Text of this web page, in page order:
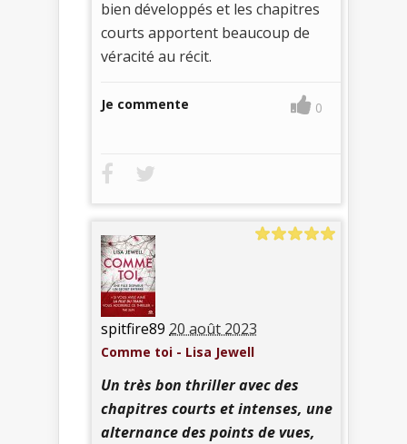
bien développés et les chapitres
courts apportent beaucoup de
véracité au récit.
Je commente 0
spitfire89 20 août 2023
Comme toi - Lisa Jewell
Un très bon thriller avec des
chapitres courts et intenses, une
alternance des points de vues,